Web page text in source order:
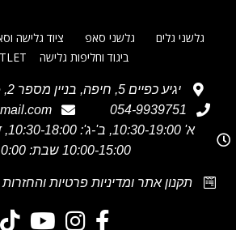
גלשני גלים גלשני סאפ ציוד גלישה
ביגוד וחליפות גלישה
יגיע כפיים 5, חיפה, בניין מספר 2, waze: גלשני מג'יק
054-9939751
10:00-15:00 שבת: 10:00- 16:00
תקנון אתר ומדיניות פרטיות והחזרות